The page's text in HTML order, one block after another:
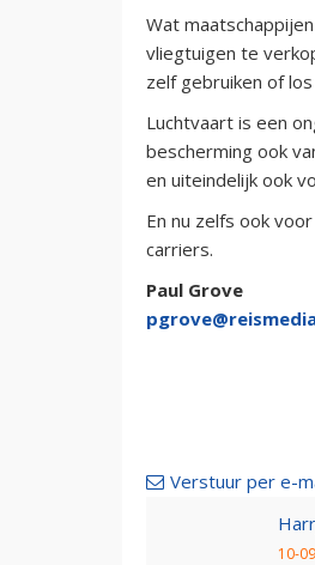
Wat
vliegtuigen te
zelf gebruiken of
Luchtvaart is een
bescherming ook
en uiteindelijk ook
En nu zelfs ook
carriers.
Paul Grove
Verstuur per e-
10-